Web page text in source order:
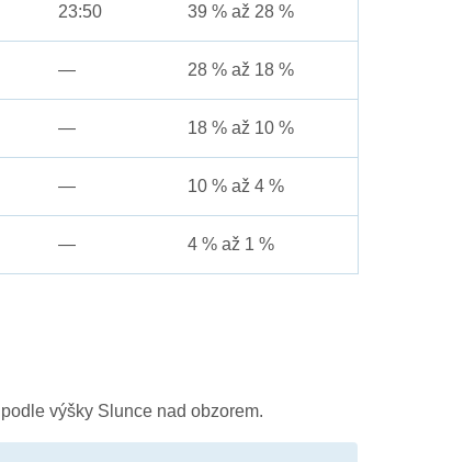
23:50 39 % až 28 %
— 28 % až 18 %
— 18 % až 10 %
— 10 % až 4 %
— 4 % až 1 %
podle výšky Slunce nad obzorem.